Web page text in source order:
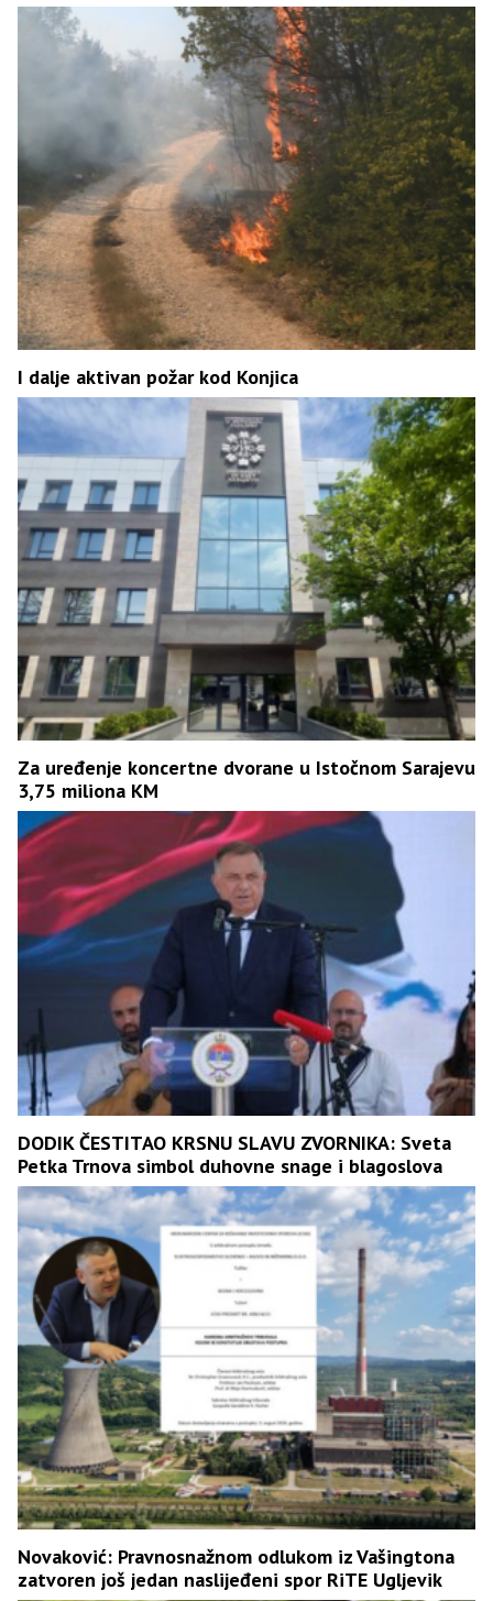
I dalje aktivan požar kod Konjica
Za uređenje koncertne dvorane u Istočnom Sarajevu
3,75 miliona KM
DODIK ČESTITAO KRSNU SLAVU ZVORNIKA: Sveta
Petka Trnova simbol duhovne snage i blagoslova
Novaković: Pravnosnažnom odlukom iz Vašingtona
zatvoren još jedan naslijeđeni spor RiTE Ugljevik